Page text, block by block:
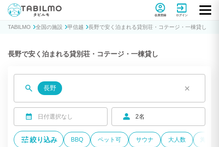
貸別荘コテージ・一棟貸し宿泊予約サイトTABILMO(タビルモ)
会員登録 ログイン
TABILMO 全国の施設 甲信越 長野で安く泊まれる貸別荘・コテージ・一棟貸し
長野で安く泊まれる貸別荘・コテージ・一棟貸し
長野 ×
日付選択なし 2名
絞り込み BBQ ペット可 サウナ 大人数 海が